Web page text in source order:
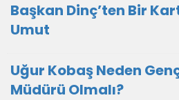
Başkan Dinç’ten Bir
Umut
Uğur Kobaş Neden
Müdürü Olmalı?